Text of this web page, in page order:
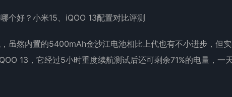
虽然内置的5400mAh金沙江电池相比上代也有不小进步，但
13，它经过5小时重度续航测试后还可剩余71%的电量，一